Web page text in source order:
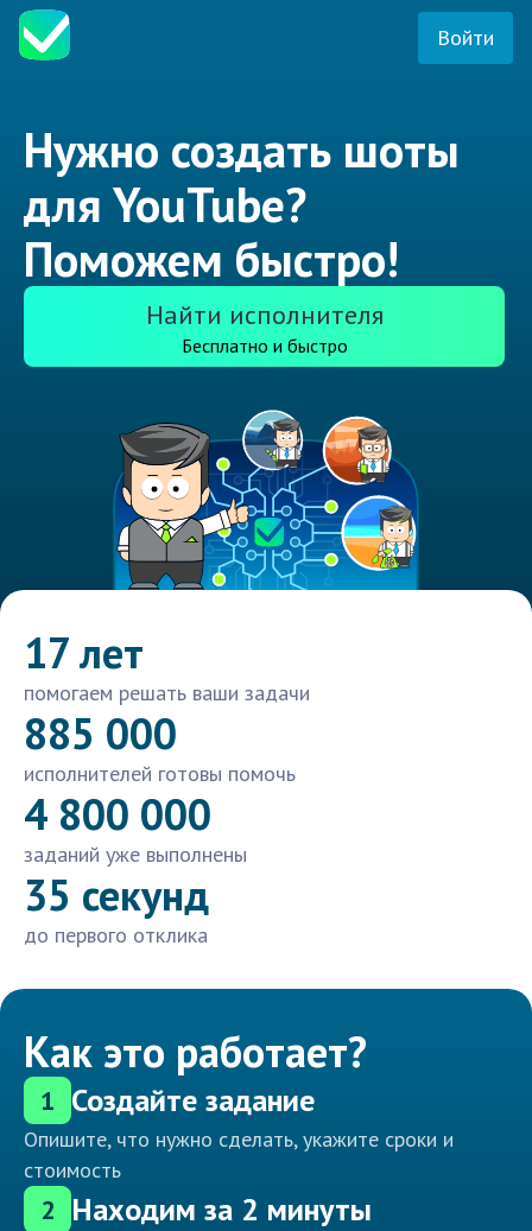
Войти
Нужно создать шоты
для YouTube?
Поможем быстро!
Найти исполнителя
Бесплатно и быстро
17 лет
помогаем решать ваши задачи
885 000
исполнителей готовы помочь
4 800 000
заданий уже выполнены
35 секунд
до первого отклика
Как это работает?
1 Создайте задание
Опишите, что нужно сделать, укажите сроки и
стоимость
2 Находим за 2 минуты